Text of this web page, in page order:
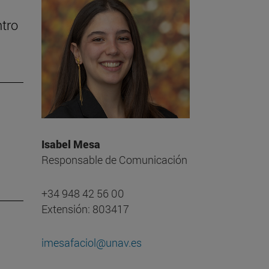
Isabel Mesa
Responsable de Comunicación
+34 948 42 56 00
Extensión: 803417
imesafaciol@unav.es